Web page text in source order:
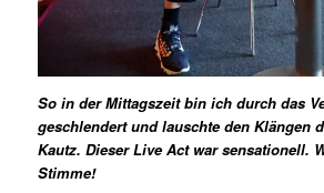
So in der Mittagszeit bin ich durch das
geschlendert und lauschte den Klängen
Kautz. Dieser Live Act war sensationell.
Stimme!